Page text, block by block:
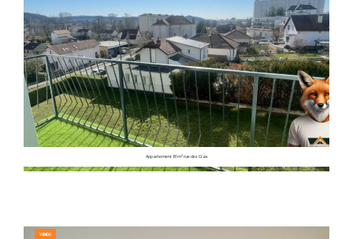
Appartement 81m² rue des Cras
VENDU